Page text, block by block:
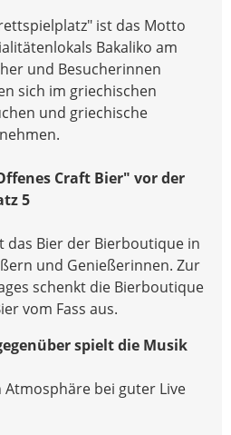
ist das Motto
Bakaliko am
und Besucherinnen
sich im griechischen
und griechische
Craft Bier" vor der
5
das Bier der Bierboutique in
und Genießerinnen. Zur
schenkt die Bierboutique
vom Fass aus.
spielt die Musik
bei guter Live